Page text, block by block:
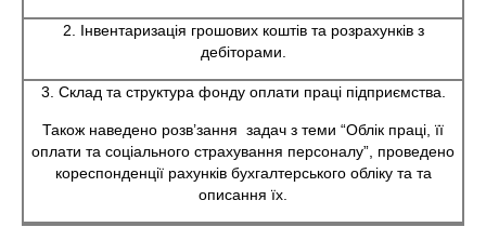
2. Інвентаризація грошових коштів та розрахунків з
дебіторами.
3. Склад та структура фонду оплати праці підприємства.
Також наведено розв’зання задач з теми “Облік праці, її
оплати та соціального страхування персоналу”, проведено
кореспонденції рахунків бухгалтерського обліку та та
описання їх.